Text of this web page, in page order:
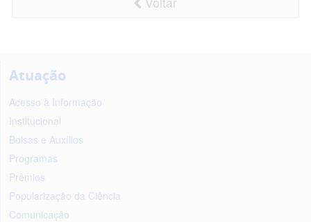
Atuação
Acesso à Informação
Institucional
Bolsas e Auxílios
Programas
Prêmios
Popularização da Ciência
Comunicação